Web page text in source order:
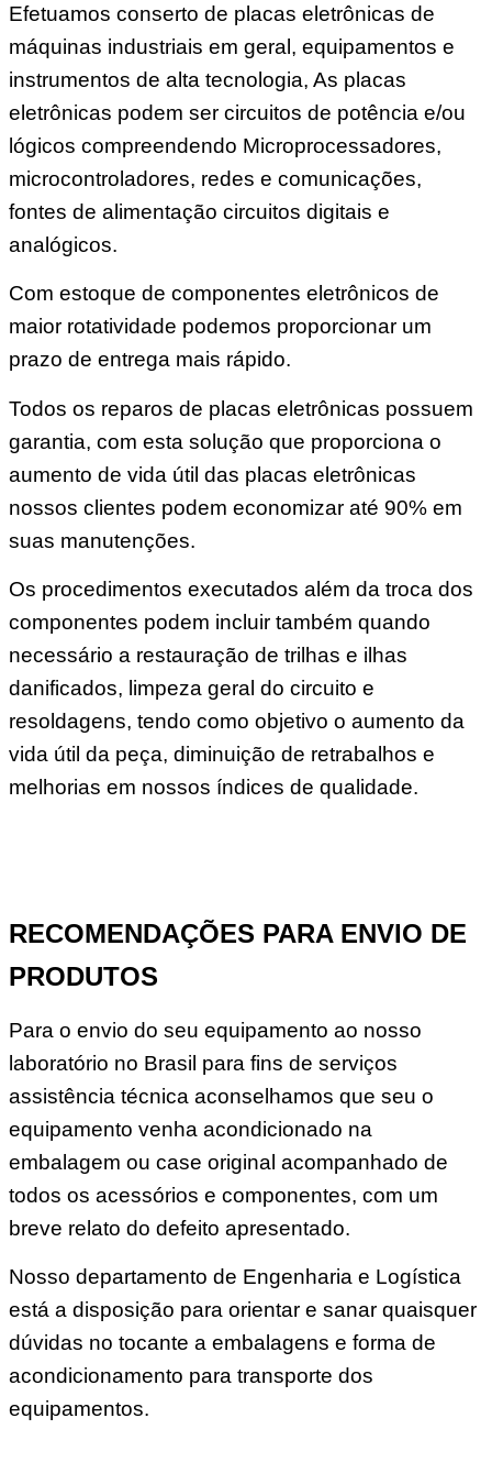
Efetuamos conserto de placas eletrônicas de
máquinas industriais em geral, equipamentos e
instrumentos de alta tecnologia, As placas
eletrônicas podem ser circuitos de potência e/ou
lógicos compreendendo Microprocessadores,
microcontroladores, redes e comunicações,
fontes de alimentação circuitos digitais e
analógicos.
Com estoque de componentes eletrônicos de
maior rotatividade podemos proporcionar um
prazo de entrega mais rápido.
Todos os reparos de placas eletrônicas possuem
garantia, com esta solução que proporciona o
aumento de vida útil das placas eletrônicas
nossos clientes podem economizar até 90% em
suas manutenções.
Os procedimentos executados além da troca dos
componentes podem incluir também quando
necessário a restauração de trilhas e ilhas
danificados, limpeza geral do circuito e
resoldagens, tendo como objetivo o aumento da
vida útil da peça, diminuição de retrabalhos e
melhorias em nossos índices de qualidade.
RECOMENDAÇÕES PARA ENVIO DE
PRODUTOS
Para o envio do seu equipamento ao nosso
laboratório no Brasil para fins de serviços
assistência técnica aconselhamos que seu o
equipamento venha acondicionado na
embalagem ou case original acompanhado de
todos os acessórios e componentes, com um
breve relato do defeito apresentado.
Nosso departamento de Engenharia e Logística
está a disposição para orientar e sanar quaisquer
dúvidas no tocante a embalagens e forma de
acondicionamento para transporte dos
equipamentos.